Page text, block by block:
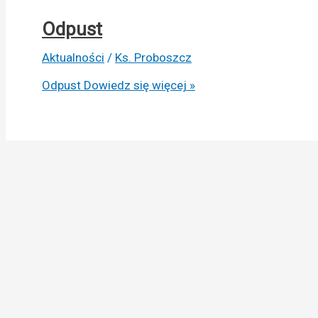
Odpust
Aktualności / Ks. Proboszcz
Odpust Dowiedz się więcej »